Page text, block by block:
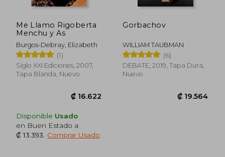
Me Llamo Rigoberta
Menchu y As
Burgos-Debray, Elizabeth
(1)
Siglo XXI Ediciones, 2007,
Tapa Blanda, Nuevo
Disponible Usado
en Buen Estado a
₡ 13.393
Comprar Usado
Gorbachov
WILLIAM TAUBMAN
(6)
DEBATE, 2019, Tapa Dura,
Nuevo